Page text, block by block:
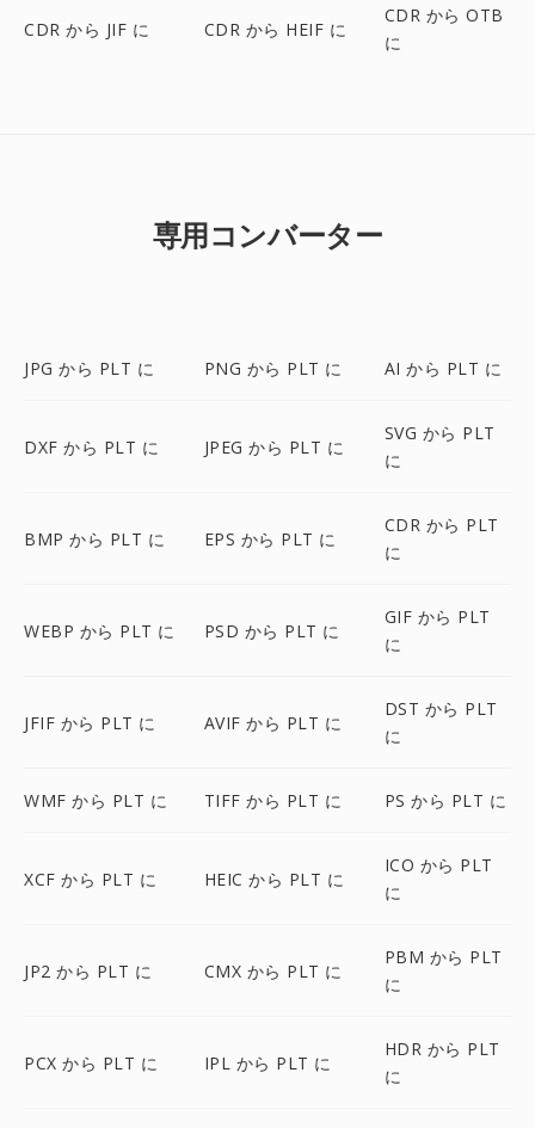
CDR から JIF に CDR から HEIF に
CDR から OTB
に
専用コンバーター
JPG から PLT に PNG から PLT に AI から PLT に
DXF から PLT に JPEG から PLT に
SVG から PLT
に
BMP から PLT に EPS から PLT に
CDR から PLT
に
WEBP から PLT に PSD から PLT に
GIF から PLT
に
JFIF から PLT に AVIF から PLT に
DST から PLT
に
WMF から PLT に TIFF から PLT に PS から PLT に
XCF から PLT に HEIC から PLT に
ICO から PLT
に
JP2 から PLT に CMX から PLT に
PBM から PLT
に
PCX から PLT に IPL から PLT に
HDR から PLT
に